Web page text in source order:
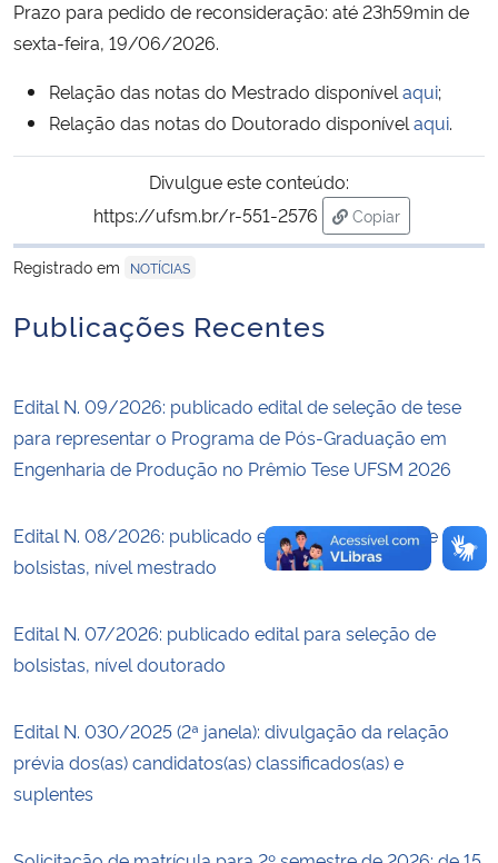
Controladoria-Geral da União
Secretaria-Geral
Gabinete de Segurança Institucional
Prazo para pedido de reconsideração: até 23h59min de
sexta-feira, 19/06/2026.
Relação das notas do Mestrado disponível aqui;
Relação das notas do Doutorado disponível aqui.
Divulgue este conteúdo:
https://ufsm.br/r-551-2576
Copiar
para área de
Registrado em
NOTÍCIAS
Publicações Recentes
Edital N. 09/2026: publicado edital de seleção de tese
para representar o Programa de Pós-Graduação em
Engenharia de Produção no Prêmio Tese UFSM 2026
Edital N. 08/2026: publicado edital para seleção de
bolsistas, nível mestrado
Edital N. 07/2026: publicado edital para seleção de
bolsistas, nível doutorado
Edital N. 030/2025 (2ª janela): divulgação da relação
prévia dos(as) candidatos(as) classificados(as) e
suplentes